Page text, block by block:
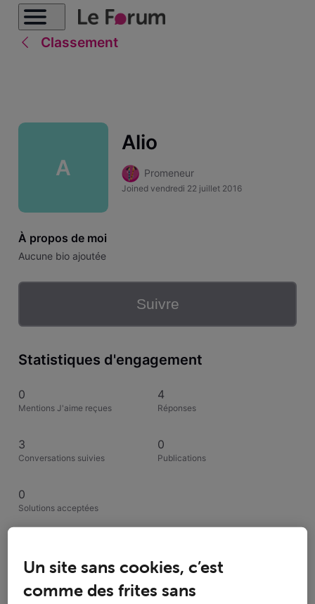
Classement
A
Alio
Promeneur
Joined vendredi 22 juillet 2016
À propos de moi
Aucune bio ajoutée
Suivre
Statistiques d'engagement
0
Mentions J'aime reçues
4
Réponses
3
Conversations suivies
0
Publications
0
Solutions acceptées
Toutesles activités
Un site sans cookies, c’est
comme des frites sans